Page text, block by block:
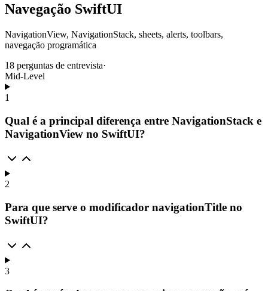
Navegação SwiftUI
NavigationView, NavigationStack, sheets, alerts, toolbars,
navegação programática
18 perguntas de entrevista·
Mid-Level
1
Qual é a principal diferença entre NavigationStack e
NavigationView no SwiftUI?
2
Para que serve o modificador navigationTitle no
SwiftUI?
3